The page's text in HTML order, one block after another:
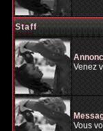
Staff
Venez
Vous